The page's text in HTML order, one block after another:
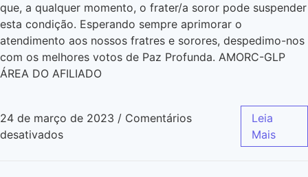
que, a qualquer momento, o frater/a soror pode suspender
esta condição. Esperando sempre aprimorar o
atendimento aos nossos fratres e sorores, despedimo-nos
com os melhores votos de Paz Profunda. AMORC-GLP
ÁREA DO AFILIADO
24 de março de 2023 / Comentários
desativados
Leia
Mais